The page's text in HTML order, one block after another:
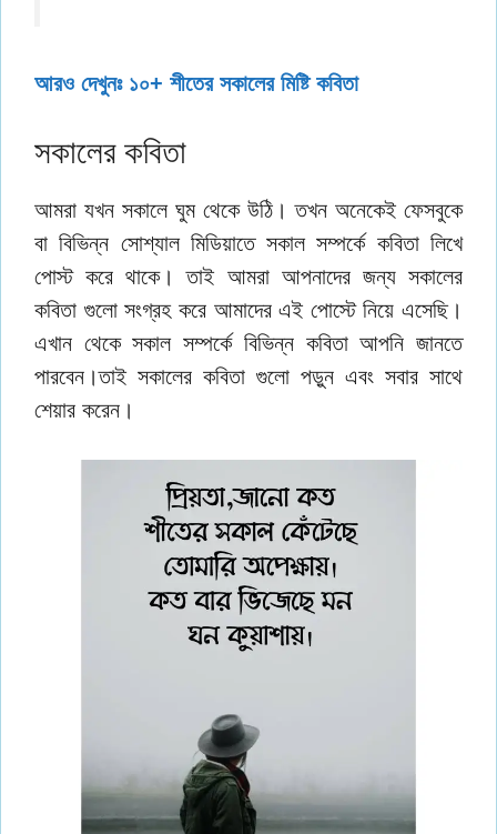
আরও দেখুনঃ ১০+ শীতের সকালের মিষ্টি কবিতা
সকালের কবিতা
আমরা যখন সকালে ঘুম থেকে উঠি। তখন অনেকেই ফেসবুকে
বা বিভিন্ন সোশ্যাল মিডিয়াতে সকাল সম্পর্কে কবিতা লিখে
পোস্ট করে থাকে। তাই আমরা আপনাদের জন্য সকালের
কবিতা গুলো সংগ্রহ করে আমাদের এই পোস্টে নিয়ে এসেছি।
এখান থেকে সকাল সম্পর্কে বিভিন্ন কবিতা আপনি জানতে
পারবেন।তাই সকালের কবিতা গুলো পড়ুন এবং সবার সাথে
শেয়ার করেন।